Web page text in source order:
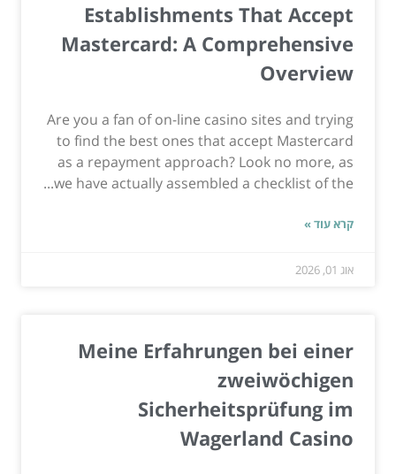
Establishments That Accept
Mastercard: A Comprehensive
Overview
Are you a fan of on-line casino sites and trying
to find the best ones that accept Mastercard
as a repayment approach? Look no more, as
we have actually assembled a checklist of the...
קרא עוד »
אוג 01, 2026
Meine Erfahrungen bei einer
zweiwöchigen
Sicherheitsprüfung im
Wagerland Casino